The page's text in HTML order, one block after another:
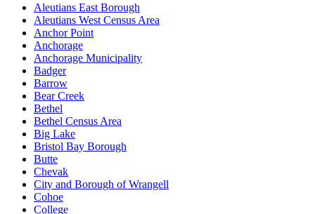
Aleutians East Borough
Aleutians West Census Area
Anchor Point
Anchorage
Anchorage Municipality
Badger
Barrow
Bear Creek
Bethel
Bethel Census Area
Big Lake
Bristol Bay Borough
Butte
Chevak
City and Borough of Wrangell
Cohoe
College